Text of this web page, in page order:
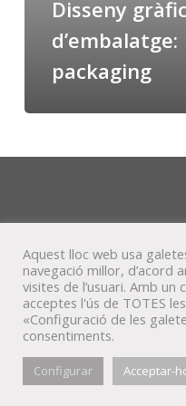
Disseny gràfic
d’embalatge:
packaging
© Veta Visual, 2022
blueskybehancemixcloud
Aquest lloc web usa
navegació millor, d’acord
visites de l’usuari. Amb
acceptes l'ús de TOTES
«Configuració de les
consentiments.
Configurar Acceptar-